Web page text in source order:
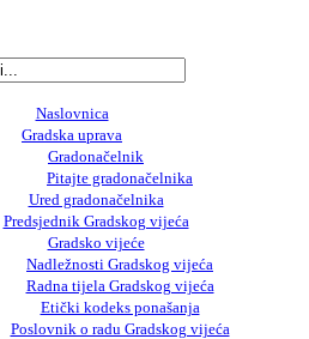
Naslovnica
Gradska uprava
Gradonačelnik
Pitajte gradonačelnika
Ured gradonačelnika
Predsjednik Gradskog vijeća
Gradsko vijeće
Nadležnosti Gradskog vijeća
Radna tijela Gradskog vijeća
Etički kodeks ponašanja
Poslovnik o radu Gradskog vijeća